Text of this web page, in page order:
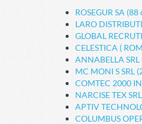
ROSEGUR SA
LARO
GLOBAL
CELESTICA (
ANNABELLA
MC MONI S SRL
COMTEC 2000
NARCISE TEX
APTIV
COLUMBUS